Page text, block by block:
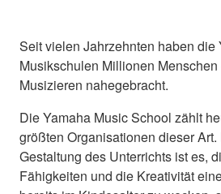
Seit vielen Jahrzehnten haben die
Musikschulen Millionen
Musizieren nahegebracht.
Die Yamaha Music School zählt
größten Organisationen dieser
Gestaltung des Unterrichts ist es,
Fähigkeiten und die Kreativität